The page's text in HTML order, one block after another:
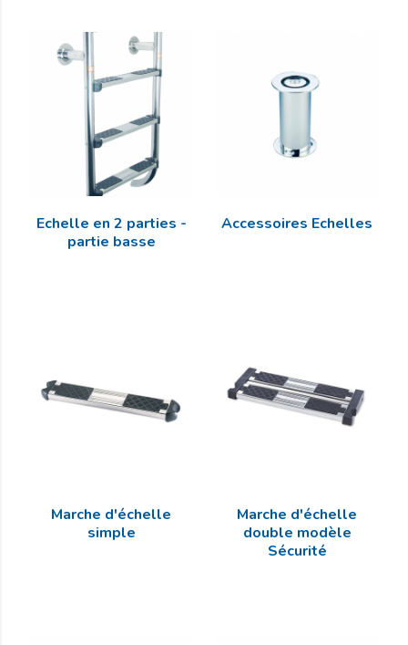
Echelle en 2 parties -
partie basse
Accessoires Echelles
Marche d'échelle
simple
Marche d'échelle
double modèle
Sécurité